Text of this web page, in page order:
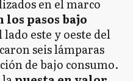
en el marco
los pasos bajo
este y oeste del
seis lámparas
de bajo consumo.